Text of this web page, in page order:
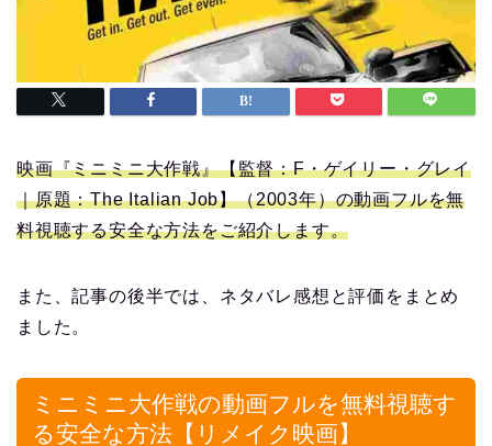
映画『ミニミニ大作戦』【監督：F・ゲイリー・グレイ
｜原題：The Italian Job】（2003年）の動画フルを無
料視聴する安全な方法をご紹介します。
また、記事の後半では、ネタバレ感想と評価をまとめ
ました。
ミニミニ大作戦の動画フルを無料視聴す
る安全な方法【リメイク映画】